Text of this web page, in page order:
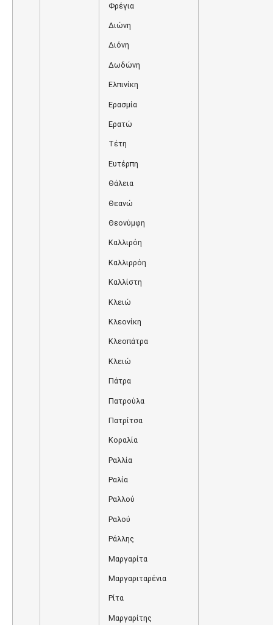
Φρέγια
Διώνη
Διόνη
Δωδώνη
Ελπινίκη
Ερασμία
Ερατώ
Τέτη
Ευτέρπη
Θάλεια
Θεανώ
Θεονύμφη
Καλλιρόη
Καλλιρρόη
Καλλίστη
Κλειώ
Κλεονίκη
Κλεοπάτρα
Κλειώ
Πάτρα
Πατρούλα
Πατρίτσα
Κοραλία
Ραλλία
Ραλία
Ραλλού
Ραλού
Ράλλης
Μαργαρίτα
Μαργαριταρένια
Ρίτα
Μαργαρίτης